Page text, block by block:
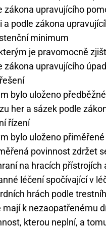
zákona upravujícího
a podle zákona
minimum
je pravomocně
zákona upravujícího
bylo uloženo
her a sázek podle
řízení
bylo uloženo
povinnost zdržet
na hracích přístrojích
léčení spočívající v
hrách podle
mají k nezaopatřenému
kterou neplní, a